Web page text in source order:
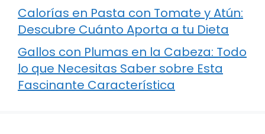
Calorías en Pasta con Tomate y Atún:
Descubre Cuánto Aporta a tu Dieta
Gallos con Plumas en la Cabeza: Todo
lo que Necesitas Saber sobre Esta
Fascinante Característica